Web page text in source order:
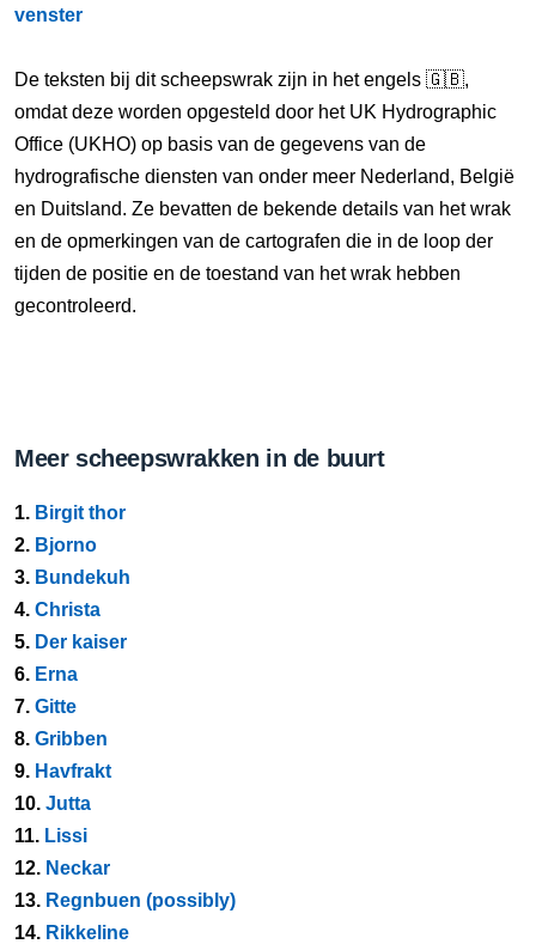
venster
De teksten bij dit scheepswrak zijn in het engels 🇬🇧,
omdat deze worden opgesteld door het UK Hydrographic
Office (UKHO) op basis van de gegevens van de
hydrografische diensten van onder meer Nederland, België
en Duitsland. Ze bevatten de bekende details van het wrak
en de opmerkingen van de cartografen die in de loop der
tijden de positie en de toestand van het wrak hebben
gecontroleerd.
Meer scheepswrakken in de buurt
1. Birgit thor
2. Bjorno
3. Bundekuh
4. Christa
5. Der kaiser
6. Erna
7. Gitte
8. Gribben
9. Havfrakt
10. Jutta
11. Lissi
12. Neckar
13. Regnbuen (possibly)
14. Rikkeline